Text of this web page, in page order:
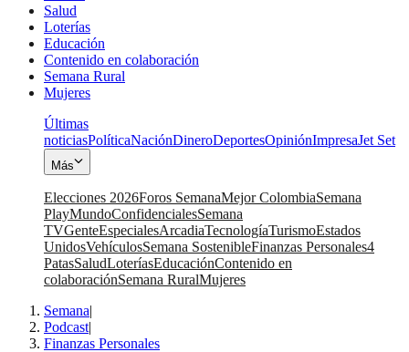
Salud
Loterías
Educación
Contenido en colaboración
Semana Rural
Mujeres
Últimas
noticiasPolíticaNaciónDineroDeportesOpiniónImpresaJet Set
Más
Elecciones 2026Foros SemanaMejor ColombiaSemana
PlayMundoConfidencialesSemana
TVGenteEspecialesArcadiaTecnologíaTurismoEstados
UnidosVehículosSemana SostenibleFinanzas Personales4
PatasSaludLoteríasEducaciónContenido en
colaboraciónSemana RuralMujeres
Semana|
Podcast|
Finanzas Personales